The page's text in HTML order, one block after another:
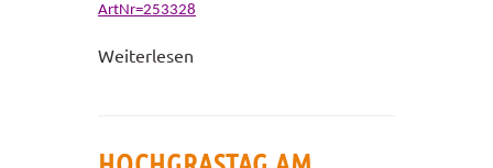
ArtNr=253328
Weiterlesen